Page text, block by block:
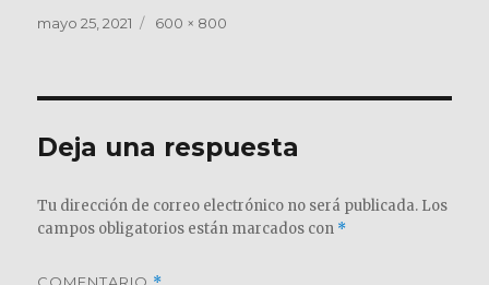
Publicado
mayo 25, 2021
Tamaño
600 × 800
Deja una respuesta
Tu dirección de correo electrónico no será publicada. Los
campos obligatorios están marcados con *
COMENTARIO